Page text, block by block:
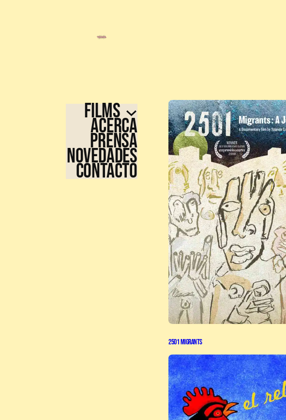
FILMS
ACERCA
PRENSA
NOVEDADES
CONTACTO
2501 Migrants